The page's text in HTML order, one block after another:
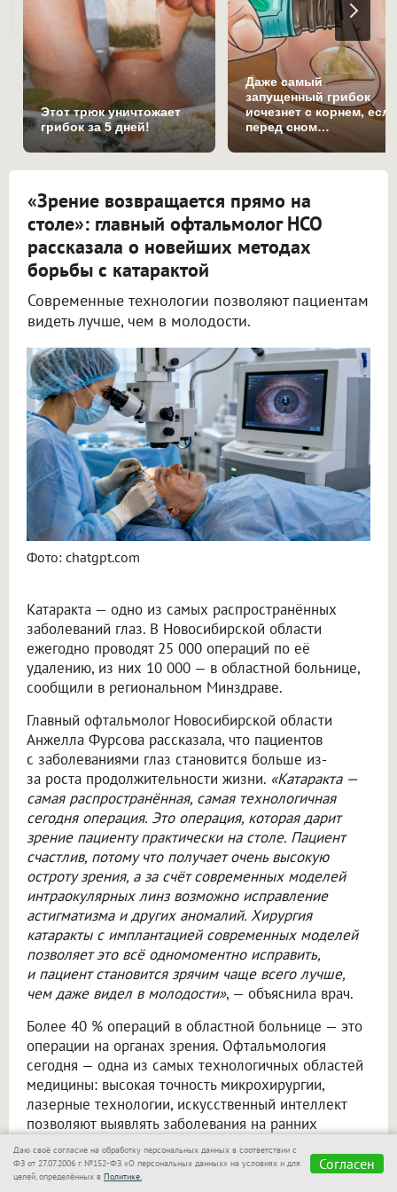
Этот трюк уничтожает
грибок за 5 дней!
Даже самый
запущенный грибок
исчезнет с корнем,
перед сном…
«Зрение возвращается прямо на
столе»: главный офтальмолог НСО
рассказала о новейших методах
борьбы с катарактой
Современные технологии позволяют пациентам
видеть лучше, чем в молодости.
Фото: chatgpt.com
Катаракта — одно из самых распространённых
заболеваний глаз. В Новосибирской области
ежегодно проводят 25 000 операций по её
удалению, из них 10 000 — в областной больнице,
сообщили в региональном Минздраве.
Главный офтальмолог Новосибирской области
Анжелла Фурсова рассказала, что пациентов
с заболеваниями глаз становится больше из-
за роста продолжительности жизни. «Катаракта —
самая распространённая, самая технологичная
сегодня операция. Это операция, которая дарит
зрение пациенту практически на столе. Пациент
счастлив, потому что получает очень высокую
остроту зрения, а за счёт современных моделей
интраокулярных линз возможно исправление
астигматизма и других аномалий. Хирургия
катаракты с имплантацией современных моделей
позволяет это всё одномоментно исправить,
и пациент становится зрячим чаще всего лучше,
чем даже видел в молодости», — объяснила врач.
Более 40 % операций в областной больнице — это
операции на органах зрения. Офтальмология
сегодня — одна из самых технологичных областей
медицины: высокая точность микрохирургии,
лазерные технологии, искусственный интеллект
позволяют выявлять заболевания на ранних
стадиях. Осмотр глазного дна помогает выявлять
сахарный диабет, патологии щитовидной железы,
ревматологические и неврологические
Даю своё согласие на обработку персональных данных в соответствии с
ФЗ от 27.07.2006 г. №152-ФЗ «О персональных данных» на условиях и для
целей, определённых в Политике.
Согласен